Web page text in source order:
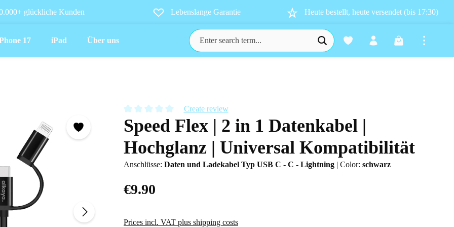
glückliche Kunden Lebenslange Garantie Heute bestellt, heute versendet (bis 17:30)
17 iPad Über uns
Shopping cart
Average rating of 0 out of 5 stars
Create review
Speed Flex | 2 in 1 Datenkabel |
Hochglanz | Universal Kompatibilität
Anschlüsse: Daten und Ladekabel Typ USB C - C - Lightning | Color: schwarz
€9.90
Prices incl. VAT plus shipping costs